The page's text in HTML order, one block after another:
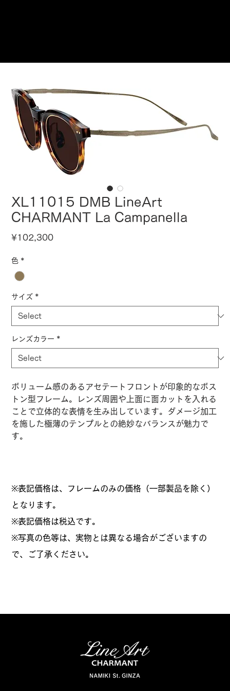
XL11015 DMB LineArt
CHARMANT La Campanella
¥102,300Price
色 *
サイズ *
レンズカラー *
ボリューム感のあるアセテートフロントが印象的なボス
トン型フレーム。レンズ周囲や上面に面カットを入れる
ことで立体的な表情を生み出しています。ダメージ加工
を施した極薄のテンプルとの絶妙なバランスが魅力で
す。
※表記価格は、フレームのみの価格（一部製品を除く）
となります。
​※表記価格は税込です。
※写真の色等は、実物とは異なる場合がございますの
で、ご了承ください。